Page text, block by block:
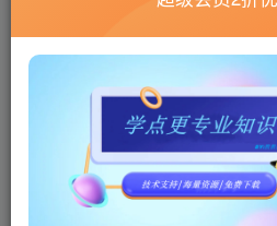
联网教程： 内附教程
单机教程： 内附教程
不懂的话联系客服！！！
本站的资源转载自国内外各
验。如果您喜欢该游戏内容，请